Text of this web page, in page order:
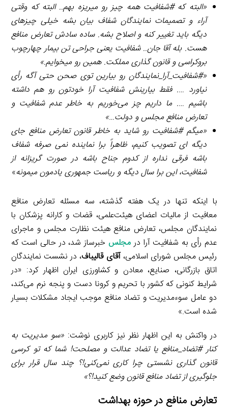
«البته که #شفافیت همه چیز رو میریزه بهم.. البته که وقتی
آراء و تصمیمات نمایندگان شفاف بیان بشه خیلی چیزهای
دیگه باید تغییر کنه و اصلاح بشه. ساده سادش تعارض منافع
هست. بله آقا جان.. شفافیت یعنی جراحی تن بیمار چهارچوب
بروکراسی و قانون گذاری مملکت. همین رو میخوایم.»
«#شفافیت_آرا_نمایندگان رو بیارین توی صحن حتی آگه رأی
نیاورد …. فقط بیارینش شفافیت آرا خودتون رو هم داشته
باشیم …. ما داریم چز می‌خوریم به خاطر عدم شفافیت و
تعارض منافع مجلس و دولت…»
«میگم #شفافیت رو شاید به خاطر قانون تعارض منافع جای
دیگه ای تصویب کنیم، ظاهراً برا نماینده نمی صرفه شفاف
باشه فرقی نداره از کدوم جناح باشه در صورت گریزانه از
شفافیت، این برا سال دیگه و ریاست جمهوری یادمون میمونه»
با اینکه تنها در یک هفته گذشته، سه مسئله تعارض منافع
معافیت از مالیات اعضای هیئت‌علمی، قضات و کارانه پزشکان با
نمایندگان مجلس، تعارض منافع هیئت نظارت مجلس و ماجرای
عدم رأی به شفافیت آرا درمجلس خبرساز شد، در حالی است که
رئیس مجلس شورای اسلامی،آقای قالیباف، در نشست نمایندگان
اتاق بازرگانی، صنایع، معادن و کشاورزی ایران اظهار کرد: «در
شرایط کنونی که کشور با تحریم و کرونا دست و پنجه نرم می‌کند،
دو عامل سوءمدیریت و تضاد منافع موجب ایجاد مشکلات بسیار
شده است.»
در واکنش به این اظهار نظر نیز کاربری نوشت: «سو مدیریت به
کنار #تضاد_منافع یا تضاد عدالت و مصلحت! شما که تو کرسی
قانون گذاری نشستی چرا کاری نمی‌کنی!‌؟ چند سال قرار برای
جلوگیری از تضاد منافع قانون وضع کنید!؟»
تعارض منافع در حوزه بهداشت